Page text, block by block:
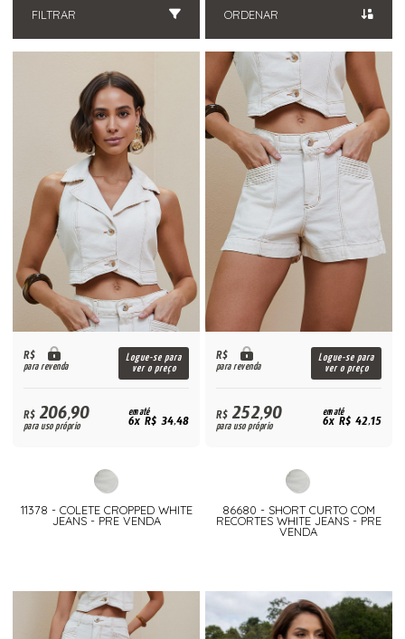
FILTRAR ORDENAR
R$
para revenda
Logue-se para
ver o preço
R$206,90
para uso próprio
em até
6x R$ 34,48
11378 - COLETE CROPPED WHITE
JEANS - PRE VENDA
R$
para revenda
Logue-se para
ver o preço
R$252,90
para uso próprio
em até
6x R$ 42,15
86680 - SHORT CURTO COM
RECORTES WHITE JEANS - PRE
VENDA